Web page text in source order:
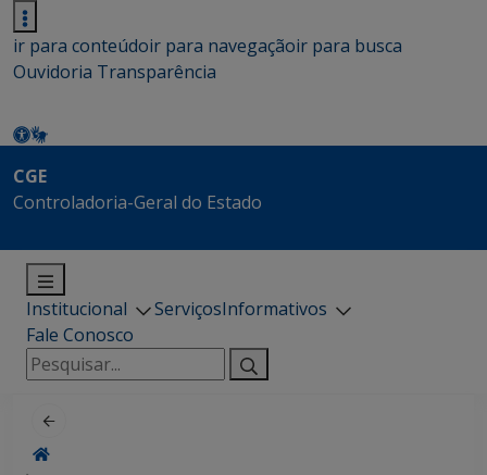
ir para conteúdoir para navegaçãoir para busca
Ouvidoria Transparência
CGE
Controladoria-Geral do Estado
Institucional ServiçosInformativos
Fale Conosco
Pesquisar
por: